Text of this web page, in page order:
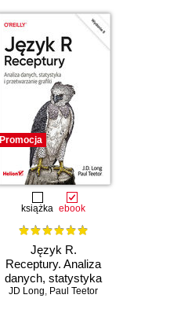
Promocja
książka ebook
Język R.
Receptury. Analiza
danych, statystyka
i przetwarzanie
JD Long, Paul Teetor